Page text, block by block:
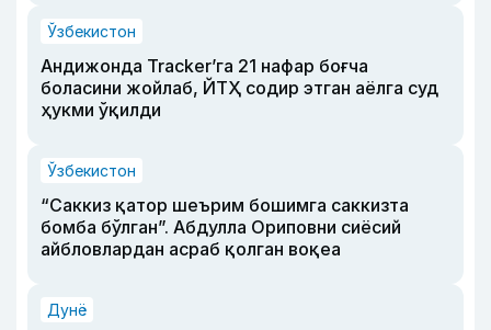
Ўзбекистон
Андижонда Tracker’га 21 нафар боғча
боласини жойлаб, ЙТҲ содир этган аёлга суд
ҳукми ўқилди
Ўзбекистон
“Саккиз қатор шеърим бошимга саккизта
бомба бўлган”. Абдулла Ориповни сиёсий
айбловлардан асраб қолган воқеа
Дунё